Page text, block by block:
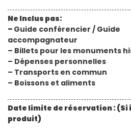
Ne Inclus pas:
– Guide conférencier / Guide
accompagnateur
– Billets pour les monuments
– Dépenses personnelles
– Transports en commun
– Boissons et aliments
Date limite de réservation : (Si
produit)